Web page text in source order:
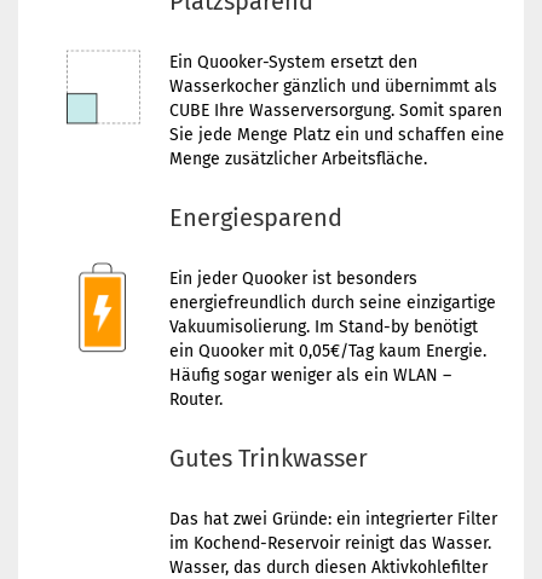
Ein Quooker-System ersetzt den
Wasserkocher gänzlich und übernimmt als
CUBE Ihre Wasserversorgung. Somit sparen
Sie jede Menge Platz ein und schaffen eine
Menge zusätzlicher Arbeitsfläche.
Energiesparend
Ein jeder Quooker ist besonders
energiefreundlich durch seine einzigartige
Vakuumisolierung. Im Stand-by benötigt
ein Quooker mit 0,05€/Tag kaum Energie.
Häufig sogar weniger als ein WLAN –
Router.
Gutes Trinkwasser
Das hat zwei Gründe: ein integrierter Filter
im Kochend-Reservoir reinigt das Wasser.
Wasser, das durch diesen Aktivkohlefilter